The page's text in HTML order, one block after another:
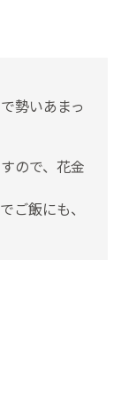
勢いあまっ
ので、花金
ご飯にも、